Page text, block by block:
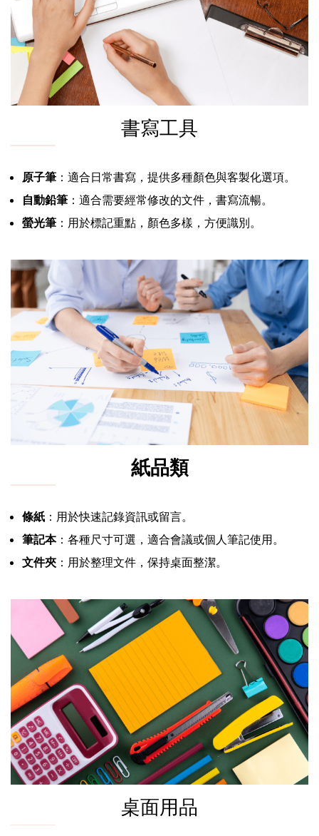
書寫工具
原子筆 ：適合日常書寫，提供多種顏色與客製化選項。
自動鉛筆 ：適合需要經常修改的文件，書寫流暢。
螢光筆 ：用於標記重點，顏色多樣，方便識別。
紙品類
條紙 ：用於快速記錄資訊或留言。
筆記本：各種尺寸可選，適合會議或個人筆記使用。
文件夾 ：用於整理文件，保持桌面整潔。
桌面用品